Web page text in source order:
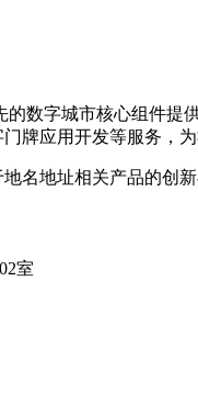
数字城市核心组件
牌应用开发等服务，
名地址相关产品的创新
室